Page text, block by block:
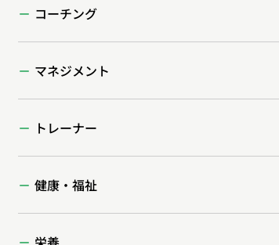
コーチング
マネジメント
トレーナー
健康・福祉